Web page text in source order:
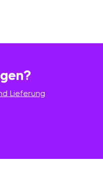
Lieferung